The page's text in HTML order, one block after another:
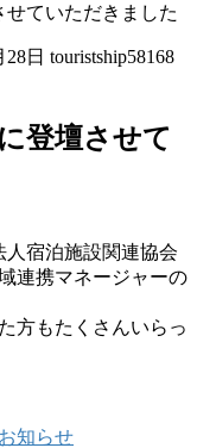
せていただきました
28日 touristship58168
登壇させて
人宿泊施設関連協会
連携マネージャーの
方もたくさんいらっ
知らせ